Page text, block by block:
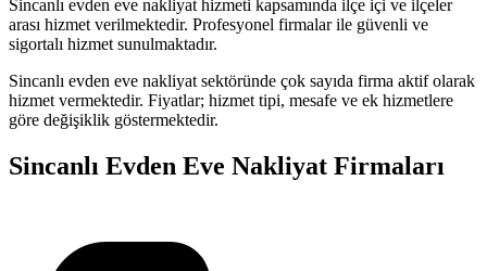
Sincanlı evden eve nakliyathizmeti kapsamında ilçe içi ve ilçeler
arası hizmet verilmektedir. Profesyonel firmalar ile güvenli ve
sigortalı hizmet sunulmaktadır.
Sincanlı evden eve nakliyatsektöründe çok sayıda firma aktif olarak
hizmet vermektedir. Fiyatlar; hizmet tipi, mesafe ve ek hizmetlere
göre değişiklik göstermektedir.
Sincanlı Evden Eve Nakliyat Firmaları